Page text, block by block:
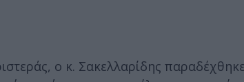
ο κ. Σακελλαρίδης